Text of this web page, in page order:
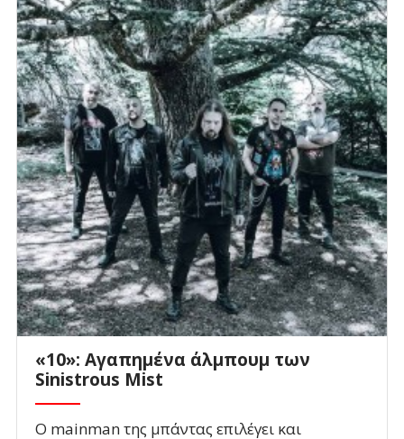
«10»: Αγαπημένα άλμπουμ των
Sinistrous Mist
Ο mainman της μπάντας επιλέγει και